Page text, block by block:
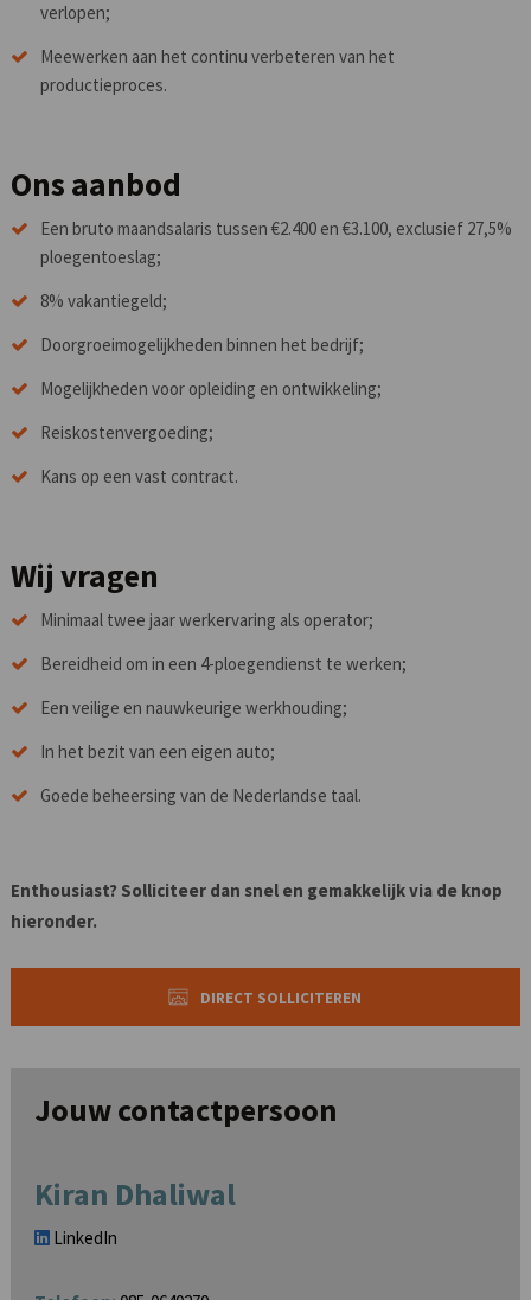
verlopen;
Meewerken aan het continu verbeteren van het
productieproces.
Ons aanbod
Een bruto maandsalaris tussen €2.400 en €3.100, exclusief 27,5%
ploegentoeslag;
8% vakantiegeld;
Doorgroeimogelijkheden binnen het bedrijf;
Mogelijkheden voor opleiding en ontwikkeling;
Reiskostenvergoeding;
Kans op een vast contract.
Wij vragen
Minimaal twee jaar werkervaring als operator;
Bereidheid om in een 4-ploegendienst te werken;
Een veilige en nauwkeurige werkhouding;
In het bezit van een eigen auto;
Goede beheersing van de Nederlandse taal.
Enthousiast? Solliciteer dan snel en gemakkelijk via de knop
hieronder.
DIRECT SOLLICITEREN
Jouw contactpersoon
Kiran Dhaliwal
LinkedIn